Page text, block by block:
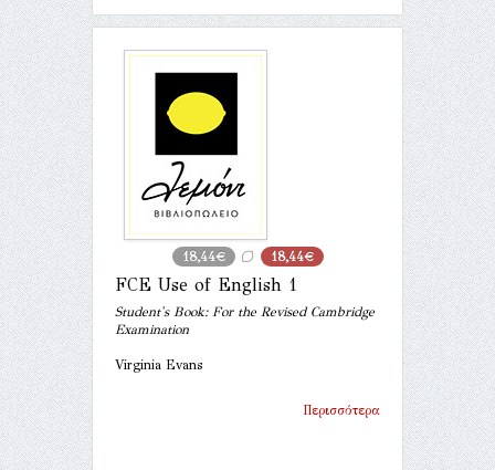
18,44€ 18,44€
FCE Use of English 1
Student's Book: For the Revised Cambridge
Examination
Virginia Evans
Περισσότερα